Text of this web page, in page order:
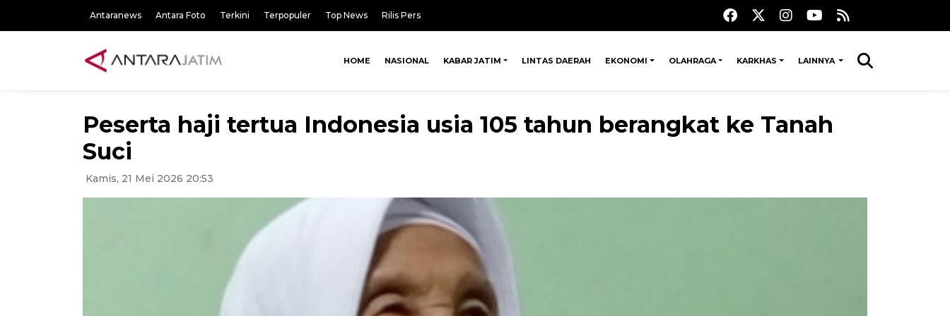
Antaranews Antara Foto Terkini Terpopuler Top News Rilis Pers
HOME NASIONAL KABAR JATIM LINTAS DAERAH EKONOMI OLAHRAGA KARKHAS LAINNYA
Peserta haji tertua Indonesia usia 105 tahun berangkat ke Tanah
Suci
Kamis, 21 Mei 2026 20:53